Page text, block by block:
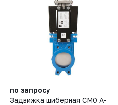
по запросу
Задвижка шиберная СМО A-